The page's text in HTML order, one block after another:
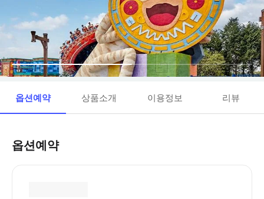
옵션예약 상품소개 이용정보 리뷰
옵션예약